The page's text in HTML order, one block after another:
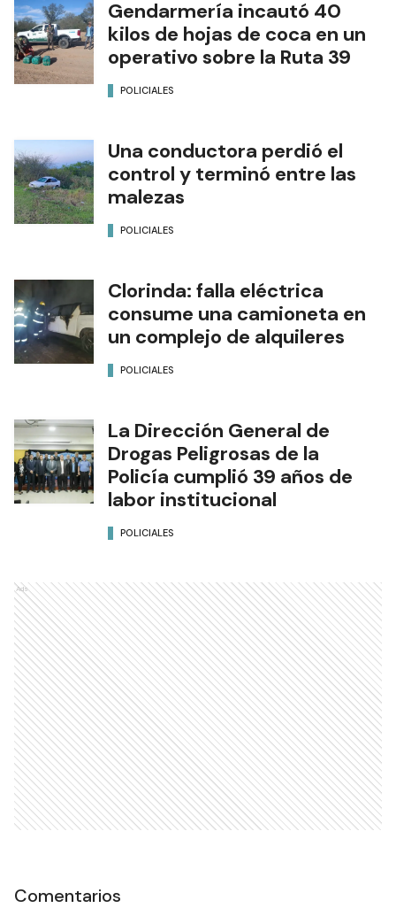
Gendarmería incautó 40
kilos de hojas de coca en un
operativo sobre la Ruta 39
POLICIALES
Una conductora perdió el
control y terminó entre las
malezas
POLICIALES
Clorinda: falla eléctrica
consume una camioneta en
un complejo de alquileres
POLICIALES
La Dirección General de
Drogas Peligrosas de la
Policía cumplió 39 años de
labor institucional
POLICIALES
Ads
Comentarios